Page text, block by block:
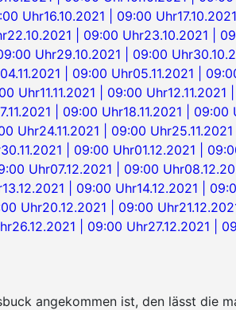
Uhr16.10.2021 | 09:00 Uhr
22.10.2021 | 09:00 Uhr23.10.2021 |
Uhr29.10.2021 | 09:00 Uhr
04.11.2021 | 09:00 Uhr05.11.2021 |
Uhr11.11.2021 | 09:00 Uhr
| 09:00 Uhr18.11.2021 | 09:00
Uhr24.11.2021 | 09:00 Uhr
30.11.2021 | 09:00 Uhr01.12.2021 |
Uhr07.12.2021 | 09:00 Uhr
13.12.2021 | 09:00 Uhr14.12.2021 |
Uhr20.12.2021 | 09:00 Uhr
26.12.2021 | 09:00 Uhr27.12.2021 |
angekommen ist, den lässt die